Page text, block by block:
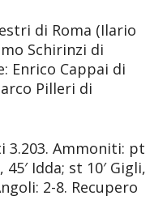
di Roma (Ilario
Schirinzi di
Enrico Cappai di
Pilleri di
Ammoniti: pt
Idda; st 10′ Gigli,
2-8. Recupero